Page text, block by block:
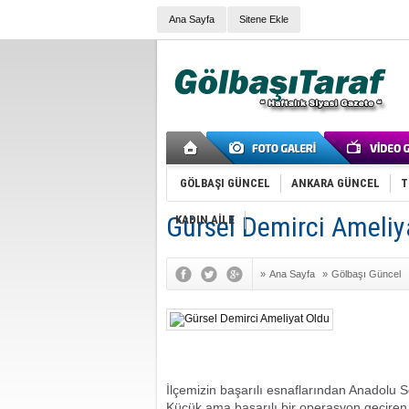
Ana Sayfa Sitene Ekle
GÖLBAŞI GÜNCEL ANKARA GÜNCEL
KADIN AİLE
Gürsel Demirci
» Ana Sayfa » Gölbaşı Güncel
İlçemizin başarılı esnaflarından Anadolu